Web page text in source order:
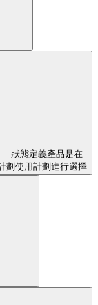
狀態定義產品是在
劃使用計劃進行選擇